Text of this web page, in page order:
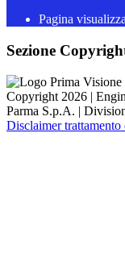
Pagina
Sezione
Copyright 2026 |
Parma S.p.A. |
Disclaimer trattamento